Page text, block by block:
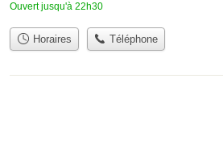
Ouvert jusqu'à 22h30
Horaires Téléphone